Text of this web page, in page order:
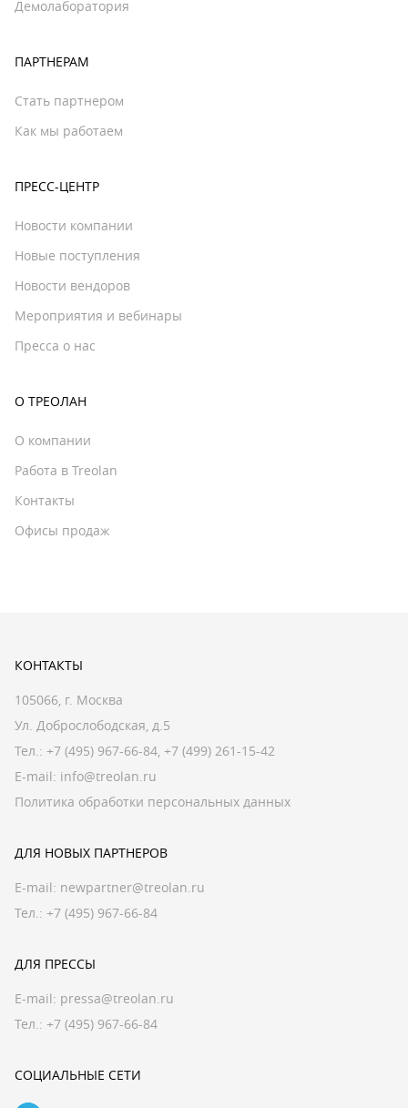
Демолаборатория
ПАРТНЕРАМ
Стать партнером
Как мы работаем
ПРЕСС-ЦЕНТР
Новости компании
Новые поступления
Новости вендоров
Мероприятия и вебинары
Пресса о нас
О ТРЕОЛАН
О компании
Работа в Treolan
Контакты
Офисы продаж
КОНТАКТЫ
105066, г. Москва
Ул. Доброслободская, д.5
Тел.: +7 (495) 967-66-84, +7 (499) 261-15-42
E-mail: info@treolan.ru
Политика обработки персональных данных
ДЛЯ НОВЫХ ПАРТНЕРОВ
E-mail: newpartner@treolan.ru
Тел.: +7 (495) 967-66-84
ДЛЯ ПРЕССЫ
E-mail: pressa@treolan.ru
Тел.: +7 (495) 967-66-84
СОЦИАЛЬНЫЕ СЕТИ